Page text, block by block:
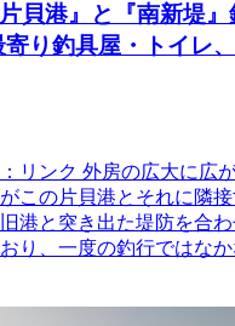
貝港』と『南新堤
り釣具屋・トイレ
リンク 外房の広大に広
この片貝港とそれに隣接
港と突き出た堤防を合
り、一度の釣行ではな